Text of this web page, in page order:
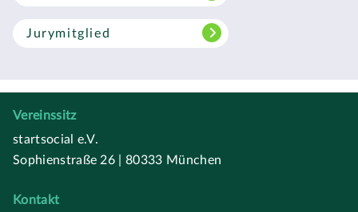
Jurymitglied
Vereinssitz
startsocial e.V.
Sophienstraße 26 | 80333 München
Kontakt